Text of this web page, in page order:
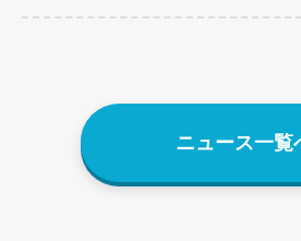
ニュース一覧